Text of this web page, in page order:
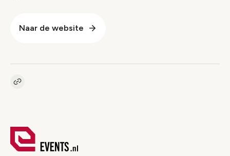
Naar de website
Kopieer link naar pagina